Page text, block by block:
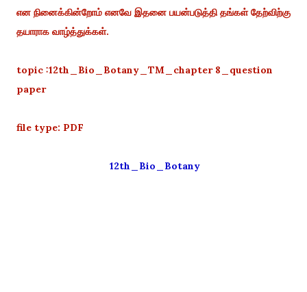
என நினைக்கின்றோம் எனவே இதனை பயன்படுத்தி தங்கள் தேற்விற்கு
தயாராக வாழ்த்துக்கள்.
topic :12th_Bio_Botany_TM_chapter 8_question
paper
file type: PDF
12th_Bio_Botany